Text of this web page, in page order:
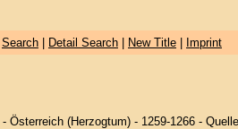
Search| Detail Search| New Title| Imprint
Österreich (Herzogtum) - 1259-1266 -